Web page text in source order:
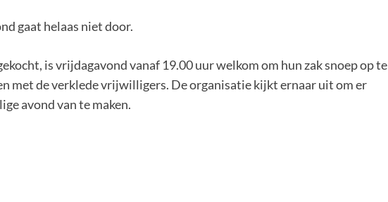
gaat helaas niet door.
is vrijdagavond vanaf 19.00 uur welkom om hun zak snoep op te
met de verklede vrijwilligers. De organisatie kijkt ernaar uit om er
avond van te maken.